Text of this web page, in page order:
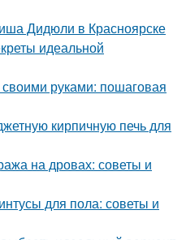
Дидюли в Красноярске
идеальной
своими руками: пошаговая
кирпичную печь для
на дровах: советы и
для пола: советы и